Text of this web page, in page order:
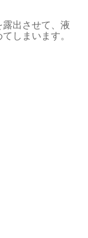
出させて、液
しまいます。